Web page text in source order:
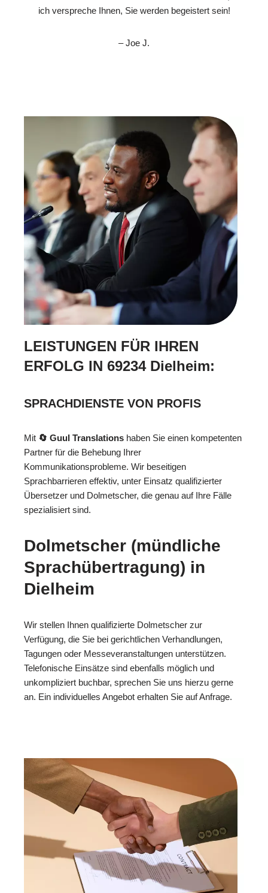
ich verspreche Ihnen, Sie werden begeistert sein!
– Joe J.
LEISTUNGEN FÜR IHREN
ERFOLG IN 69234 Dielheim:
SPRACHDIENSTE VON PROFIS
Mit 🔄 Guul Translations haben Sie einen kompetenten
Partner für die Behebung Ihrer
Kommunikationsprobleme. Wir beseitigen
Sprachbarrieren effektiv, unter Einsatz qualifizierter
Übersetzer und Dolmetscher, die genau auf Ihre Fälle
spezialisiert sind.
Dolmetscher (mündliche
Sprachübertragung) in
Dielheim
Wir stellen Ihnen qualifizierte Dolmetscher zur
Verfügung, die Sie bei gerichtlichen Verhandlungen,
Tagungen oder Messeveranstaltungen unterstützen.
Telefonische Einsätze sind ebenfalls möglich und
unkompliziert buchbar, sprechen Sie uns hierzu gerne
an. Ein individuelles Angebot erhalten Sie auf Anfrage.